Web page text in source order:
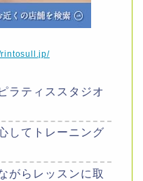
ラティススタジオ
してトレーニング
がらレッスンに取